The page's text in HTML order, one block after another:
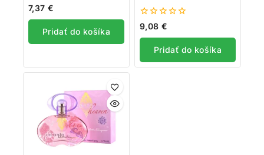
0
z
5
7,37 €
Pridať do košíka
0
z
5
9,08 €
Pridať do košíka